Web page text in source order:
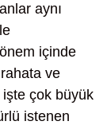
aynı
içinde
ve
işte çok büyük
istenen